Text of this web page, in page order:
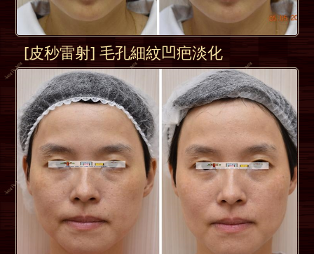
[皮秒雷射] 毛孔細紋凹疤淡化